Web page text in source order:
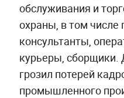
обслуживания и
охраны, в том числе
консультанты,
курьеры, сборщики.
грозил потерей
промышленного